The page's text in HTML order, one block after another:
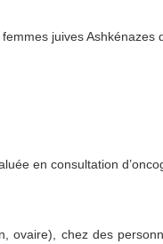
juives
en consultation
ovaire), chez des